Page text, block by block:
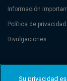
Información
Política de
Divulgaciones
de Commerce et
Su privacidad